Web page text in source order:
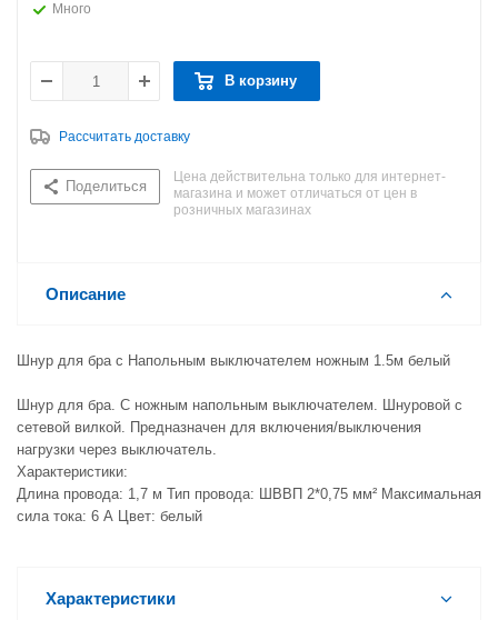
Много
В корзину
Рассчитать доставку
Поделиться
Цена действительна только для интернет-
магазина и может отличаться от цен в
розничных магазинах
Описание
Шнур для бра с Напольным выключателем ножным 1.5м белый
Шнур для бра. С ножным напольным выключателем. Шнуровой с
сетевой вилкой. Предназначен для включения/выключения
нагрузки через выключатель.
Характеристики:
Длина провода: 1,7 м Тип провода: ШВВП 2*0,75 мм² Максимальная
сила тока: 6 А Цвет: белый
Характеристики